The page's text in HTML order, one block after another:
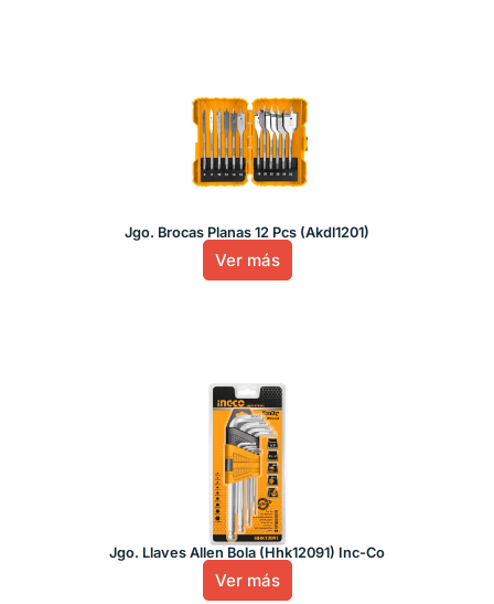
Jgo. Brocas Planas 12 Pcs (Akdl1201)
Ver más
Jgo. Llaves Allen Bola (Hhk12091) Inc-Co
Ver más